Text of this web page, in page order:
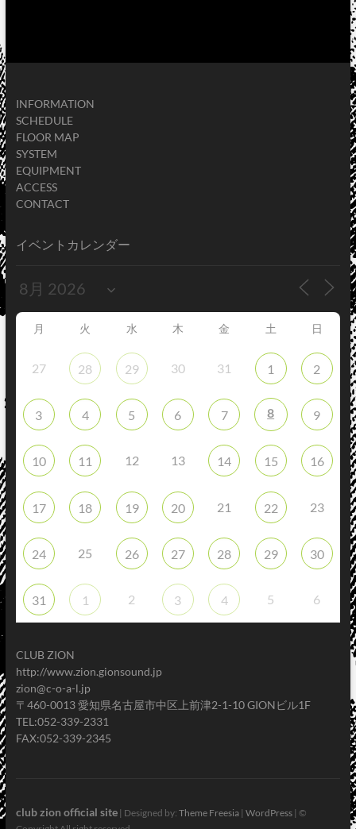
INFORMATION
SCHEDULE
FLOOR MAP
SYSTEM
EQUIPMENT
ACCESS
CONTACT
イベントカレンダー
月 火 水 木 金 土 日
27 28 29 30 31 1 2
3 4 5 6 7 8 9
10 11 12 13 14 15 16
17 18 19 20 21 22 23
24 25 26 27 28 29 30
31 1 2 3 4 5 6
CLUB ZION
http://www.zion.gionsound.jp
zion@c-o-a-l.jp
〒460-0013 愛知県名古屋市中区上前津2-1-10 GIONビル1F
TEL:052-339-2331
FAX:052-339-2345
club zion official site| Designed by: Theme Freesia| WordPress| ©